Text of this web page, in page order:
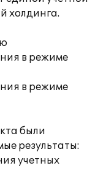
холдинга.
в режиме
в режиме
были
результаты:
учетных